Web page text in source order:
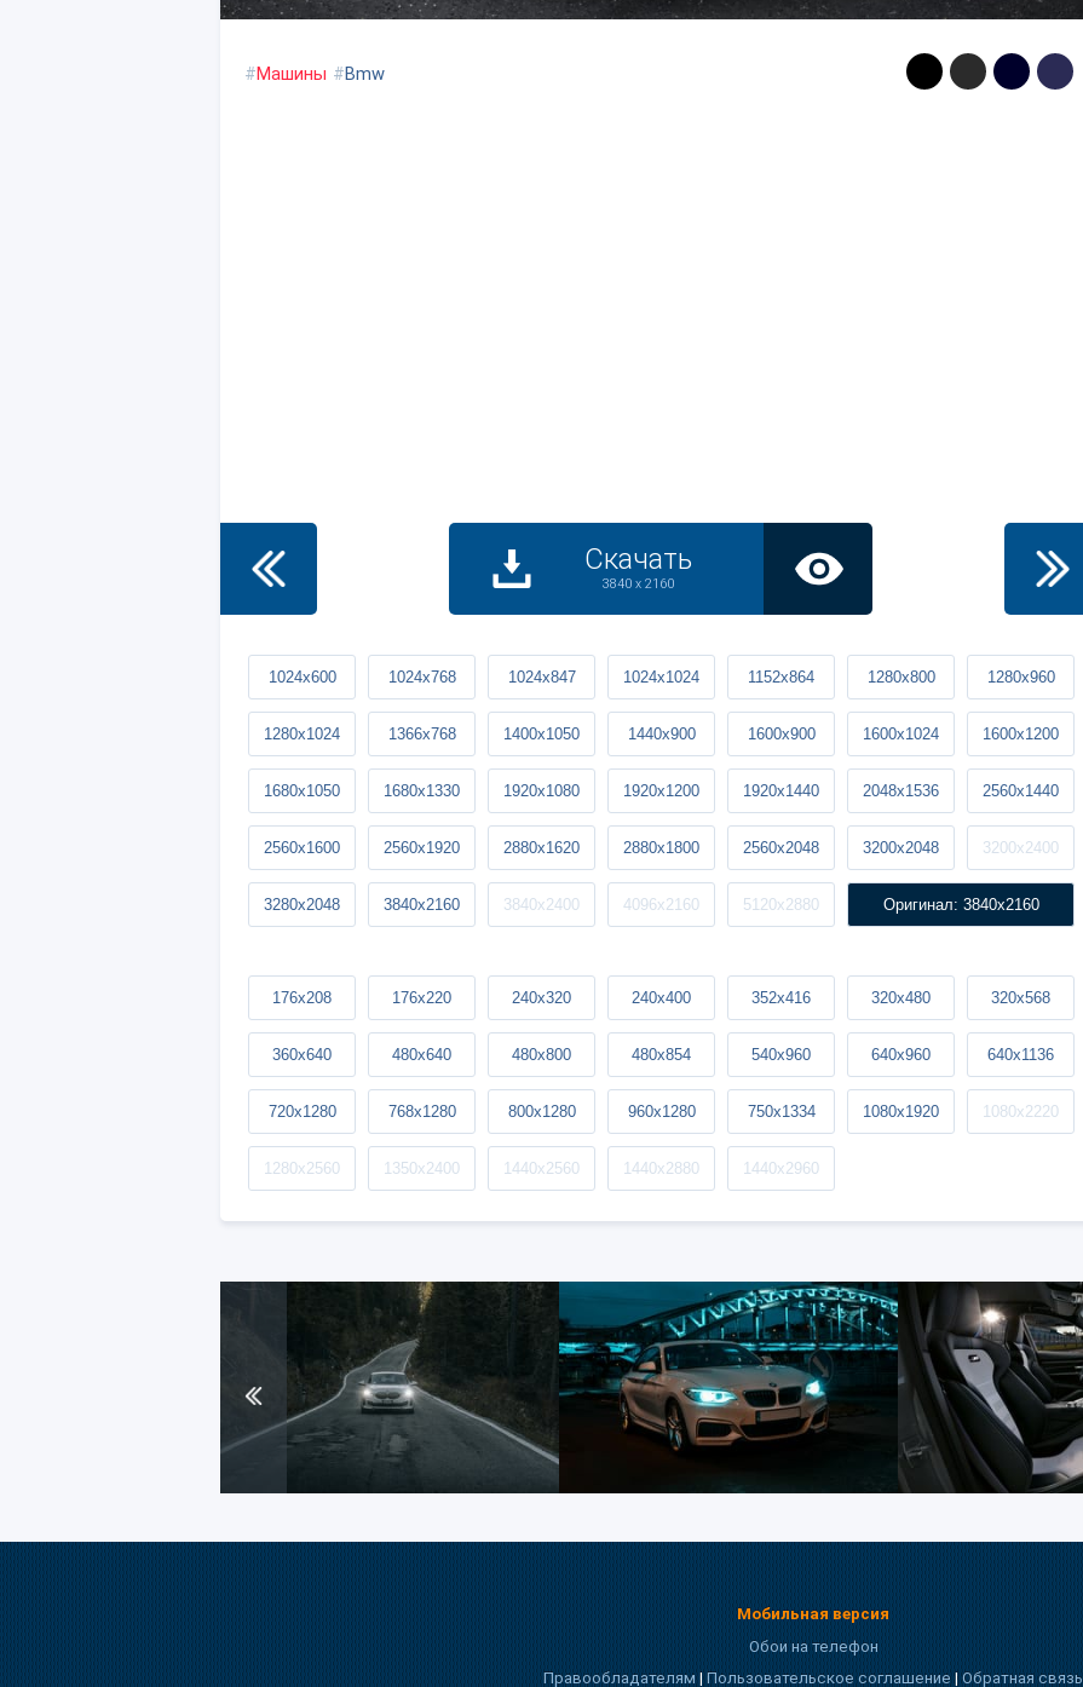
#Машины #Bmw
Скачать
3840 x 2160
1024x600 1024x768 1024x847 1024x1024 1152x864 1280x800 1280x960
1280x1024 1366x768 1400x1050 1440x900 1600x900 1600x1024 1600x1200
1680x1050 1680x1330 1920x1080 1920x1200 1920x1440 2048x1536 2560x1440
2560x1600 2560x1920 2880x1620 2880x1800 2560x2048 3200x2048 3200x2400
3280x2048 3840x2160 3840x2400 4096x2160 5120x2880 Оригинал: 3840x2160
176x208 176x220 240x320 240x400 352x416 320x480 320x568
360x640 480x640 480x800 480x854 540x960 640x960 640x1136
720x1280 768x1280 800x1280 960x1280 750x1334 1080x1920 1080x2220
1280x2560 1350x2400 1440x2560 1440x2880 1440x2960
Мобильная версия
Обои на телефон
Правообладателям|Пользовательское соглашение|Обратная связь